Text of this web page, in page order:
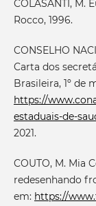
COLASANTI, M.
Rocco, 1996.
CONSELHO
Carta dos
Brasileira, 1º de
https://
estaduais-de-
2021.
COUTO, M. Mia
redesenhando
em: https://